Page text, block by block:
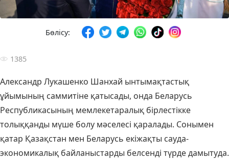
Бөлісу:
1385
Александр Лукашенко Шанхай ынтымақтастық
ұйымының саммитіне қатысады, онда Беларусь
Республикасының мемлекетаралық бірлестікке
толыққанды мүше болу мәселесі қаралады. Сонымен
қатар Қазақстан мен Беларусь екіжақты сауда-
экономикалық байланыстарды белсенді түрде дамытуда.